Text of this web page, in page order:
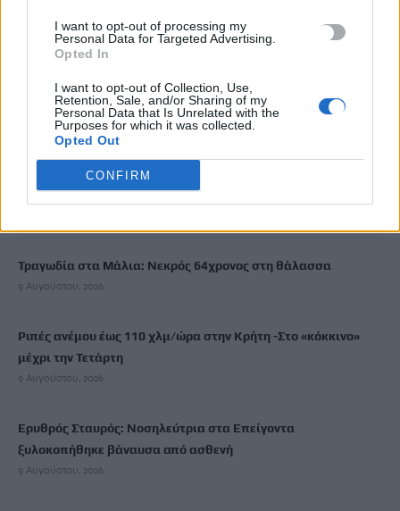
I want to opt-out of processing my
Personal Data for Targeted Advertising.
Opted In
I want to opt-out of Collection, Use,
Retention, Sale, and/or Sharing of my
Personal Data that Is Unrelated with the
Purposes for which it was collected.
Opted Out
CONFIRM
Κίνα: Προ των πυλών ο τυφώνας Dolphin στην ανατολική
ακτή- Σε επιφυλακή για πλημμύρες, κατολισθήσεις
9 Αυγούστου, 2026
Ηράκλειο: Ο Χανς δόθηκε για υιοθεσία από το Κυνοκομείο και
σκοτώθηκε από τον ιδιοκτήτη του – Η καταγγελία της
«Σείριος»
Τραγωδία στα Μάλια: Νεκρός 64χρονος στη θάλασσα
9 Αυγούστου, 2026
Ριπές ανέμου έως 110 χλμ/ώρα στην Κρήτη -Στο «κόκκινο»
μέχρι την Τετάρτη
9 Αυγούστου, 2026
Ερυθρός Σταυρός: Νοσηλεύτρια στα Επείγοντα
ξυλοκοπήθηκε βάναυσα από ασθενή
9 Αυγούστου, 2026